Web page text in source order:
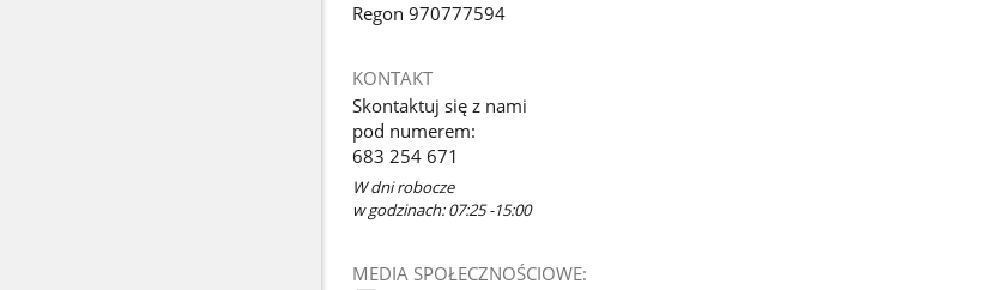
Regon 970777594
KONTAKT
Skontaktuj się z nami
pod numerem:
683 254 671
W dni robocze
w godzinach: 07:25 -15:00
MEDIA SPOŁECZNOŚCIOWE: